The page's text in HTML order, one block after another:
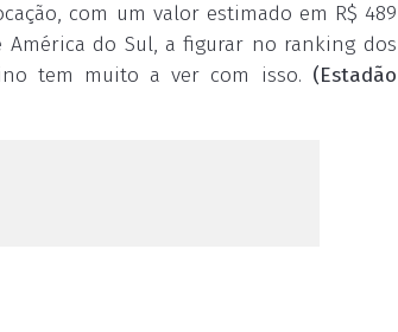
com um valor estimado em R$ 489
do Sul, a figurar no ranking dos
tem muito a ver com isso. (Estadão